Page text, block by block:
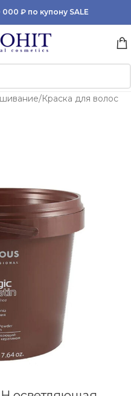
₽ по купону SALE
/Краска для волос